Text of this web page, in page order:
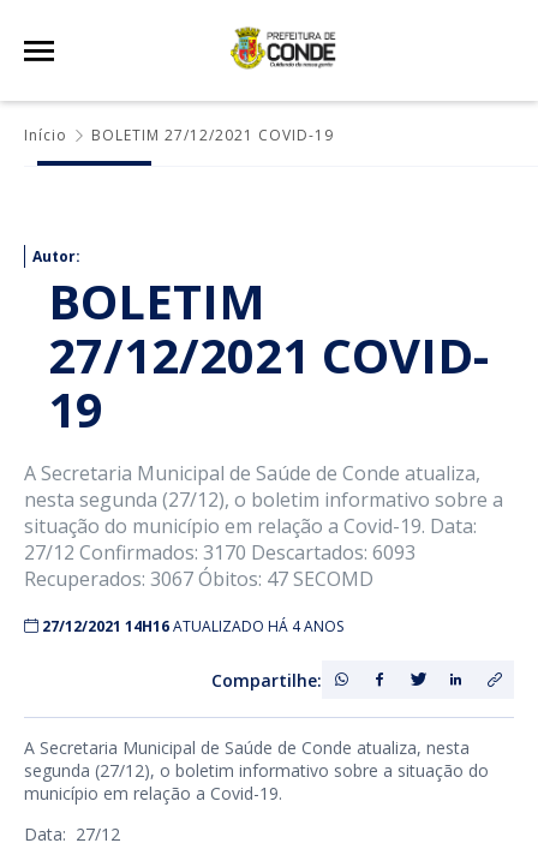
Início BOLETIM 27/12/2021 COVID-19
Autor:
BOLETIM
27/12/2021 COVID-
19
A Secretaria Municipal de Saúde de Conde atualiza,
nesta segunda (27/12), o boletim informativo sobre a
situação do município em relação a Covid-19. Data:
27/12 Confirmados: 3170 Descartados: 6093
Recuperados: 3067 Óbitos: 47 SECOMD
27/12/2021 14H16ATUALIZADO HÁ 4 ANOS
Compartilhe:
A Secretaria Municipal de Saúde de Conde atualiza, nesta
segunda (27/12), o boletim informativo sobre a situação do
município em relação a Covid-19.
Data: 27/12